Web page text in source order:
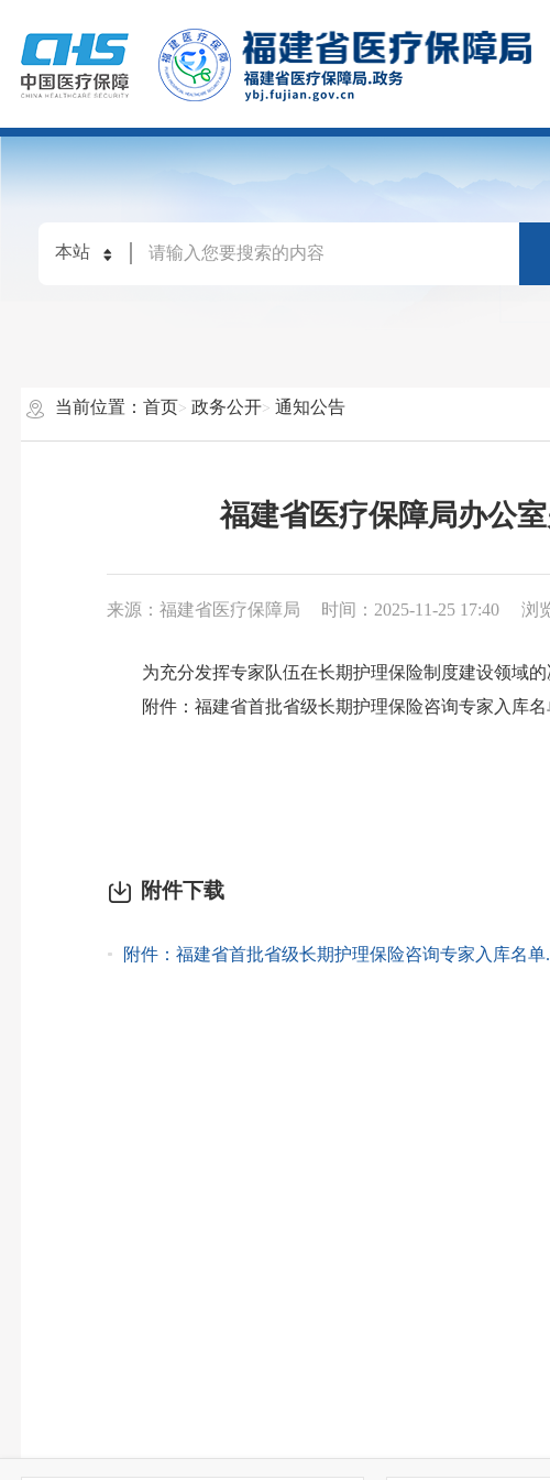
当前位置： 首页 政务公开 通知公告
福建省医疗保障局办公
来源：福建省医疗保障局 时间：2025-11-25 17:40 浏
为充分发挥专家队伍在长期护理保险制度建设领域的
附件：福建省首批省级长期护理保险咨询专家入库名
附件下载
附件：福建省首批省级长期护理保险咨询专家入库名单